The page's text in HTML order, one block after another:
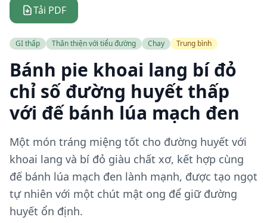
Tải PDF
GI thấp Thân thiện với tiểu đường Chay Trung bình
Bánh pie khoai lang bí đỏ
chỉ số đường huyết thấp
với đế bánh lúa mạch đen
Một món tráng miệng tốt cho đường huyết với
khoai lang và bí đỏ giàu chất xơ, kết hợp cùng
đế bánh lúa mạch đen lành mạnh, được tạo ngọt
tự nhiên với một chút mật ong để giữ đường
huyết ổn định.